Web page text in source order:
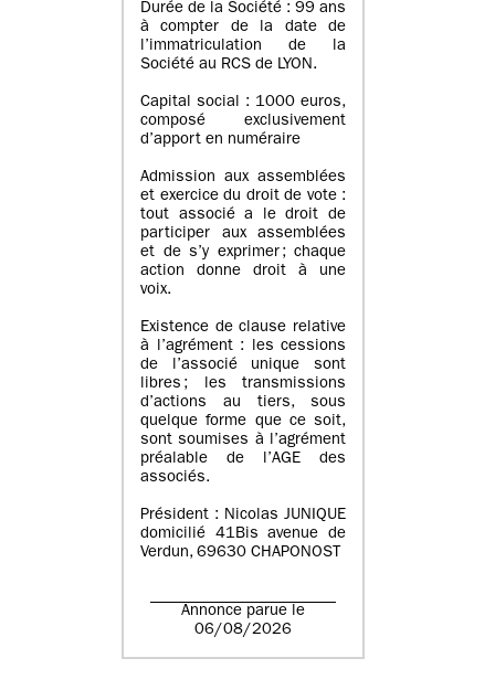
Durée de la Société : 99 ans
à compter de la date de
l’immatriculation de la
Société au RCS de LYON.
Capital social : 1000 euros,
composé exclusivement
d’apport en numéraire
Admission aux assemblées
et exercice du droit de vote :
tout associé a le droit de
participer aux assemblées
et de s’y exprimer ; chaque
action donne droit à une
voix.
Existence de clause relative
à l’agrément : les cessions
de l’associé unique sont
libres ; les transmissions
d’actions au tiers, sous
quelque forme que ce soit,
sont soumises à l’agrément
préalable de l’AGE des
associés.
Président : Nicolas JUNIQUE
domicilié 41Bis avenue de
Verdun, 69630 CHAPONOST
Annonce parue le
06/08/2026